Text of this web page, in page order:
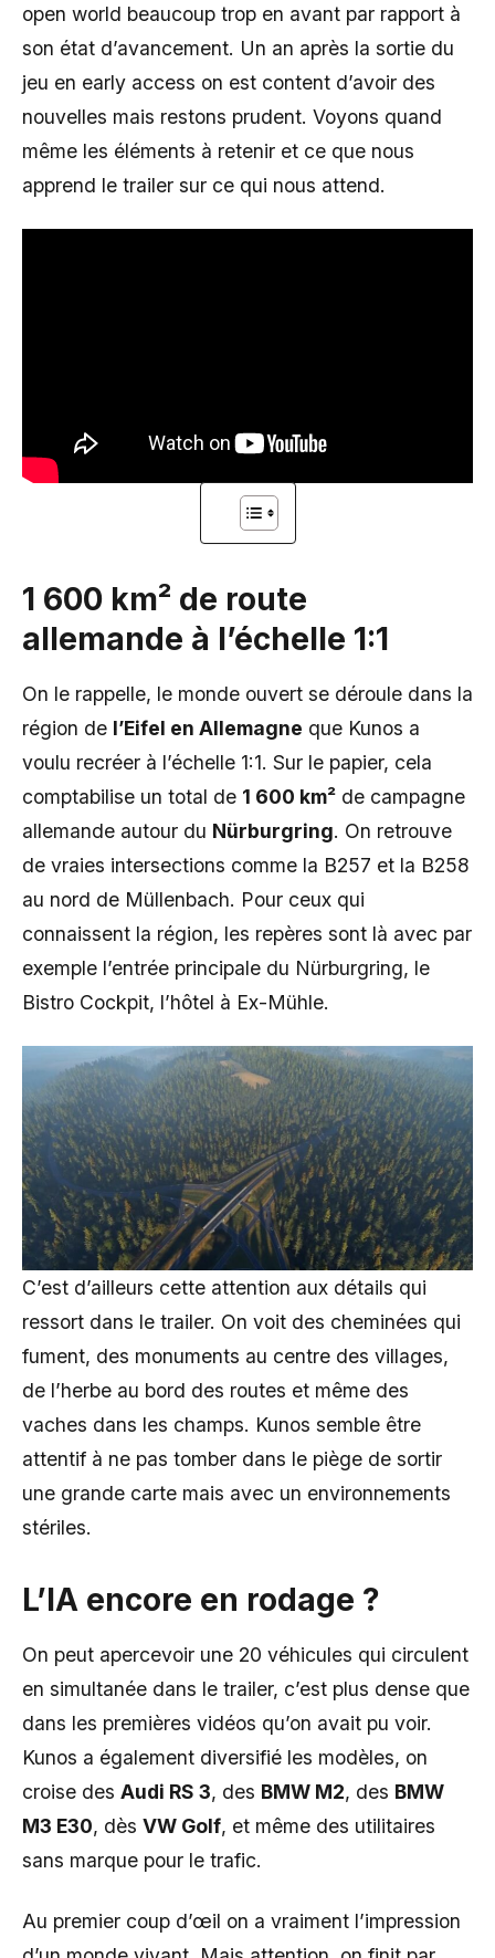
open world beaucoup trop en avant par rapport à
son état d’avancement. Un an après la sortie du
jeu en early access on est content d’avoir des
nouvelles mais restons prudent. Voyons quand
même les éléments à retenir et ce que nous
apprend le trailer sur ce qui nous attend.
1 600 km² de route
allemande à l’échelle 1:1
On le rappelle, le monde ouvert se déroule dans la
région de l’Eifel en Allemagne que Kunos a
voulu recréer à l’échelle 1:1. Sur le papier, cela
comptabilise un total de 1 600 km² de campagne
allemande autour du Nürburgring. On retrouve
de vraies intersections comme la B257 et la B258
au nord de Müllenbach. Pour ceux qui
connaissent la région, les repères sont là avec par
exemple l’entrée principale du Nürburgring, le
Bistro Cockpit, l’hôtel à Ex-Mühle.
C’est d’ailleurs cette attention aux détails qui
ressort dans le trailer. On voit des cheminées qui
fument, des monuments au centre des villages,
de l’herbe au bord des routes et même des
vaches dans les champs. Kunos semble être
attentif à ne pas tomber dans le piège de sortir
une grande carte mais avec un environnements
stériles.
L’IA encore en rodage ?
On peut apercevoir une 20 véhicules qui circulent
en simultanée dans le trailer, c’est plus dense que
dans les premières vidéos qu’on avait pu voir.
Kunos a également diversifié les modèles, on
croise des Audi RS 3, des BMW M2, des BMW
M3 E30, dès VW Golf, et même des utilitaires
sans marque pour le trafic.
Au premier coup d’œil on a vraiment l’impression